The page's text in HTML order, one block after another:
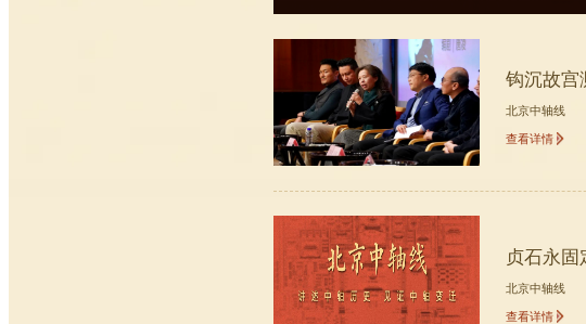
钩沉故宫
北京中轴线
查看详情
贞石永
北京中轴线
查看详情